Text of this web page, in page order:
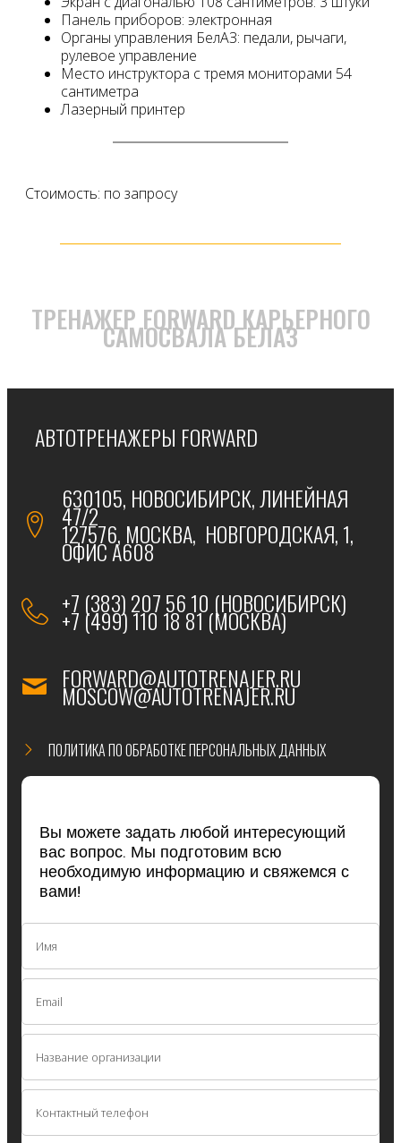
ТРЕНАЖЕР FORWARD КАРЬЕРНОГО
САМОСВАЛА БЕЛАЗ
Панель приборов: электронная
Органы управления БелАЗ: педали, рычаги,
рулевое управление
Место инструктора с тремя мониторами 54
сантиметра
Лазерный принтер
Стоимость: по запросу
АВТОТРЕНАЖЕРЫ FORWARD
630105, НОВОСИБИРСК, ЛИНЕЙНАЯ
47/2
127576, МОСКВА, НОВГОРОДСКАЯ, 1,
ОФИС А608
+7 (383) 207 56 10 (НОВОСИБИРСК)
+7 (499) 110 18 81 (МОСКВА)
FORWARD@AUTOTRENAJER.RU
MOSCOW@AUTOTRENAJER.RU
ПОЛИТИКА ПО ОБРАБОТКЕ ПЕРСОНАЛЬНЫХ ДАННЫХ
Вы можете задать любой интересующий
вас вопрос. Мы подготовим всю
необходимую информацию и свяжемся с
вами!